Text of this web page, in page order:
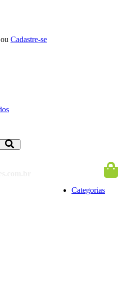
ou Cadastre-se
Categorias